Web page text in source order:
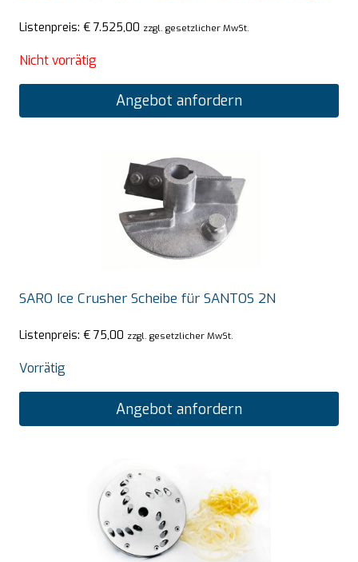
Listenpreis: € 7.525,00 zzgl. gesetzlicher MwSt.
Nicht vorrätig
Angebot anfordern
SARO Ice Crusher Scheibe für SANTOS 2N
Listenpreis: € 75,00 zzgl. gesetzlicher MwSt.
Vorrätig
Angebot anfordern